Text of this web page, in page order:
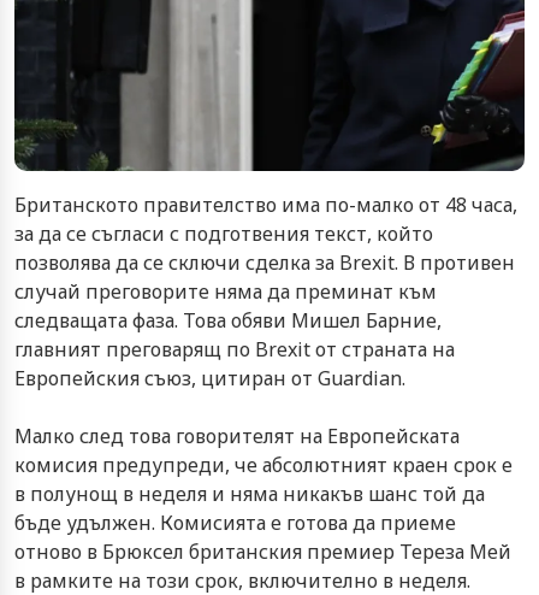
Британското правителство има по-малко от 48 часа,
за да се съгласи с подготвения текст, който
позволява да се сключи сделка за Brexit. В противен
случай преговорите няма да преминат към
следващата фаза. Това обяви Мишел Барние,
главният преговарящ по Brexit от страната на
Европейския съюз, цитиран от Guardian.
Малко след това говорителят на Европейската
комисия предупреди, че абсолютният краен срок е
в полунощ в неделя и няма никакъв шанс той да
бъде удължен. Комисията е готова да приеме
отново в Брюксел британския премиер Тереза Мей
в рамките на този срок, включително в неделя.